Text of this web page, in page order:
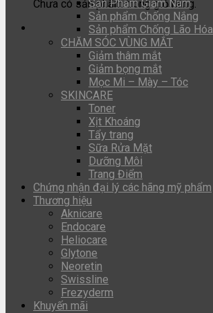
Chưa có sản phẩm trong giỏ hàng.
Sản Phẩm Giảm Nám
Sản phẩm Chống Nắng
Sản phẩm Chống Lão Hóa
CHĂM SÓC VÙNG MẮT
Giảm thâm mắt
Giảm bọng mắt
Mọc Mi – Mày – Tóc
SKINCARE
Toner
Xịt Khoáng
Tẩy trang
Sữa Rửa Mặt
Dưỡng Môi
Trang Điểm
Chứng nhận đại lý các hãng mỹ phẩm
Thương hiệu
Aknicare
Endocare
Heliocare
Glytone
Neoretin
Swissline
Frezyderm
Khuyến mãi